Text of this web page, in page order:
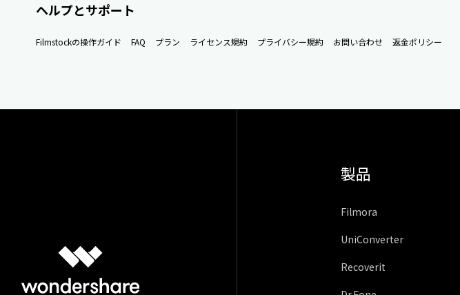
ヘルプとサポート
Filmstockの操作ガイド FAQ プラン ライセンス規約 プライバシー規約 お問い合わせ 返金ポリシー
製品
Filmora
UniConverter
Recoverit